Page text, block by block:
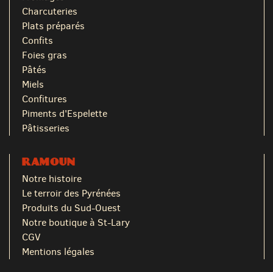
Charcuteries
Plats préparés
Confits
Foies gras
Pâtés
Miels
Confitures
Piments d'Espelette
Pâtisseries
RAMOUN
Notre histoire
Le terroir des Pyrénées
Produits du Sud-Ouest
Notre boutique à St-Lary
CGV
Mentions légales